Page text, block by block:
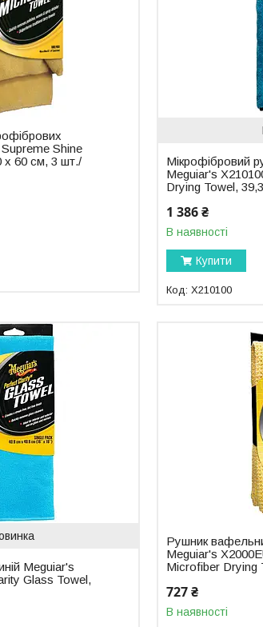
Shine
х 60 см, 3 шт./
Мікрофібровий
Meguiar's
Drying Towel,
1 386 ₴
В наявності
Купити
X210100
Meguiar's
Glass Towel,
Рушник
Meguiar's
Microfiber Drying
727 ₴
В наявності